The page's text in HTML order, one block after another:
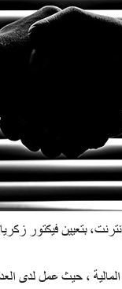
بتعيين فيكتور
، حيث عمل لدى